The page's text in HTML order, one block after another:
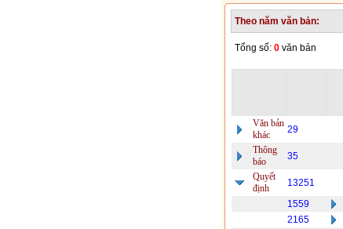
Theo năm văn bản:
Tổng số: 0 văn bản
Văn bản
khác
29
Thông
báo
35
Quyết
định
13251
1559
2165